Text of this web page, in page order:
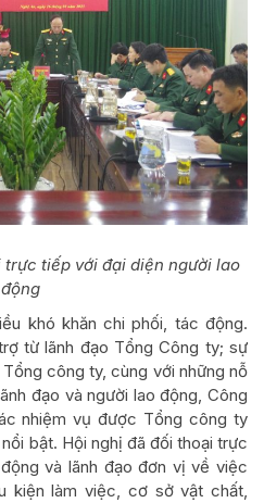
tiếp với đại diện người lao
động
khó khăn chi phối, tác động.
từ lãnh đạo Tổng Công ty; sự
công ty, cùng với những nỗ
đạo và người lao động, Công
nhiệm vụ được Tổng công ty
bật. Hội nghị đã đối thoại trực
và lãnh đạo đơn vị về việc
kiện làm việc, cơ sở vật chất,